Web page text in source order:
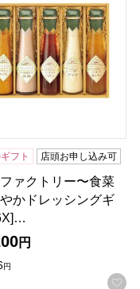
録する
フト 店頭お申し込み可
ァクトリー〜食菜
かドレッシングギ
円
円
お